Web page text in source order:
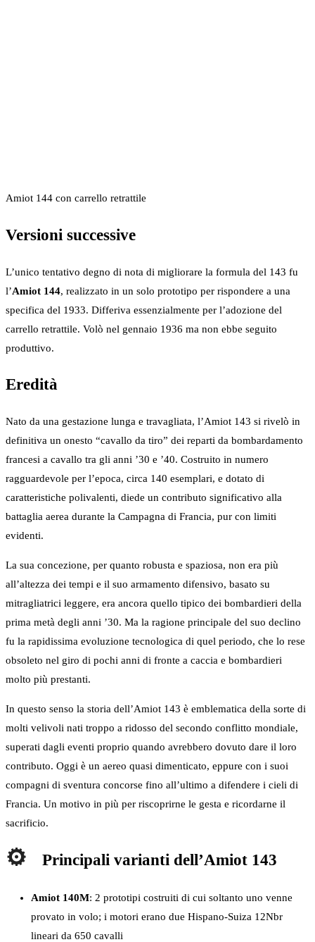
Amiot 144 con carrello retrattile
Versioni successive
L’unico tentativo degno di nota di migliorare la formula del 143 fu
l’Amiot 144, realizzato in un solo prototipo per rispondere a una
specifica del 1933. Differiva essenzialmente per l’adozione del
carrello retrattile. Volò nel gennaio 1936 ma non ebbe seguito
produttivo.
Eredità
Nato da una gestazione lunga e travagliata, l’Amiot 143 si rivelò in
definitiva un onesto “cavallo da tiro” dei reparti da bombardamento
francesi a cavallo tra gli anni ’30 e ’40. Costruito in numero
ragguardevole per l’epoca, circa 140 esemplari, e dotato di
caratteristiche polivalenti, diede un contributo significativo alla
battaglia aerea durante la Campagna di Francia, pur con limiti
evidenti.
La sua concezione, per quanto robusta e spaziosa, non era più
all’altezza dei tempi e il suo armamento difensivo, basato su
mitragliatrici leggere, era ancora quello tipico dei bombardieri della
prima metà degli anni ’30. Ma la ragione principale del suo declino
fu la rapidissima evoluzione tecnologica di quel periodo, che lo rese
obsoleto nel giro di pochi anni di fronte a caccia e bombardieri
molto più prestanti.
In questo senso la storia dell’Amiot 143 è emblematica della sorte di
molti velivoli nati troppo a ridosso del secondo conflitto mondiale,
superati dagli eventi proprio quando avrebbero dovuto dare il loro
contributo. Oggi è un aereo quasi dimenticato, eppure con i suoi
compagni di sventura concorse fino all’ultimo a difendere i cieli di
Francia. Un motivo in più per riscoprirne le gesta e ricordarne il
sacrificio.
Principali varianti dell’Amiot 143
Amiot 140M: 2 prototipi costruiti di cui soltanto uno venne
provato in volo; i motori erano due Hispano-Suiza 12Nbr
lineari da 650 cavalli